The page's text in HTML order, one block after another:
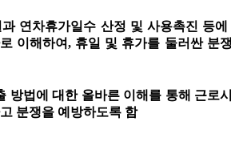
과 연차휴가일수 산정 및 사용촉진 등에
이해하여, 휴일 및 휴가를 둘러싼 분
방법에 대한 올바른 이해를 통해 근로
분쟁을 예방하도록 함